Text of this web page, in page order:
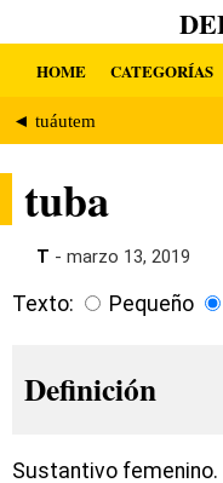
HOME CATEGORÍAS
◄ tuáutem
tuba
T - marzo 13, 2019
Texto: Pequeño
Definición
Sustantivo